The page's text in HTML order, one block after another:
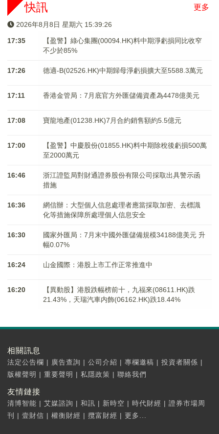
更多
快訊
2026年8月8日 星期六 15:39:27
17:35
【盈警】綠心集團(00094.HK)料中期淨虧損同比收窄
不少於85%
17:26 德適-B(02526.HK)中期歸母淨虧損擴大至5588.3萬元
17:11 香港金管局：7月底官方外匯儲備資產為4478億美元
17:08 寶龍地產(01238.HK)7月合約銷售額約5.5億元
17:00
【盈警】中慶股份(01855.HK)料中期除稅後虧損500萬
至2000萬元
16:46
浙江證監局對財通證券股份有限公司採取出具警示函
措施
16:36
網信辦：大型個人信息處理者應當採取加密、去標識
化等措施保障所處理個人信息安全
16:30
國家外匯局：7月末中國外匯儲備規模34188億美元 升
幅0.07%
16:24 山金國際：港股上市工作正常推進中
16:20
【異動股】港股跌幅榜前十，九福來(08611.HK)跌
21.43%，天瑞汽車内飾(06162.HK)跌18.44%
相關訊息
法定公告欄 | 廣告查詢 | 公司介紹 | 專欄邀稿 | 投資者關係 |
版權聲明 | 重要聲明 | 私隱政策 | 聯絡我們
友情鏈接
清博智能 | 艾媒諮詢 | 和訊 | 新時空 | 時代財經 | 證券市場周
刊
| 壹財信 | 權衡財經 | 攬富財經 | 更多...